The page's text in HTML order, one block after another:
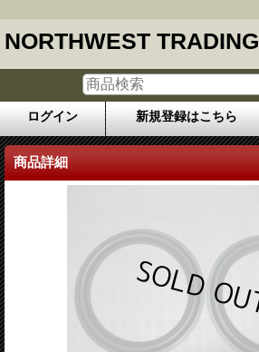
NORTHWEST TRADING
ログイン 新規登録はこちら
商品詳細